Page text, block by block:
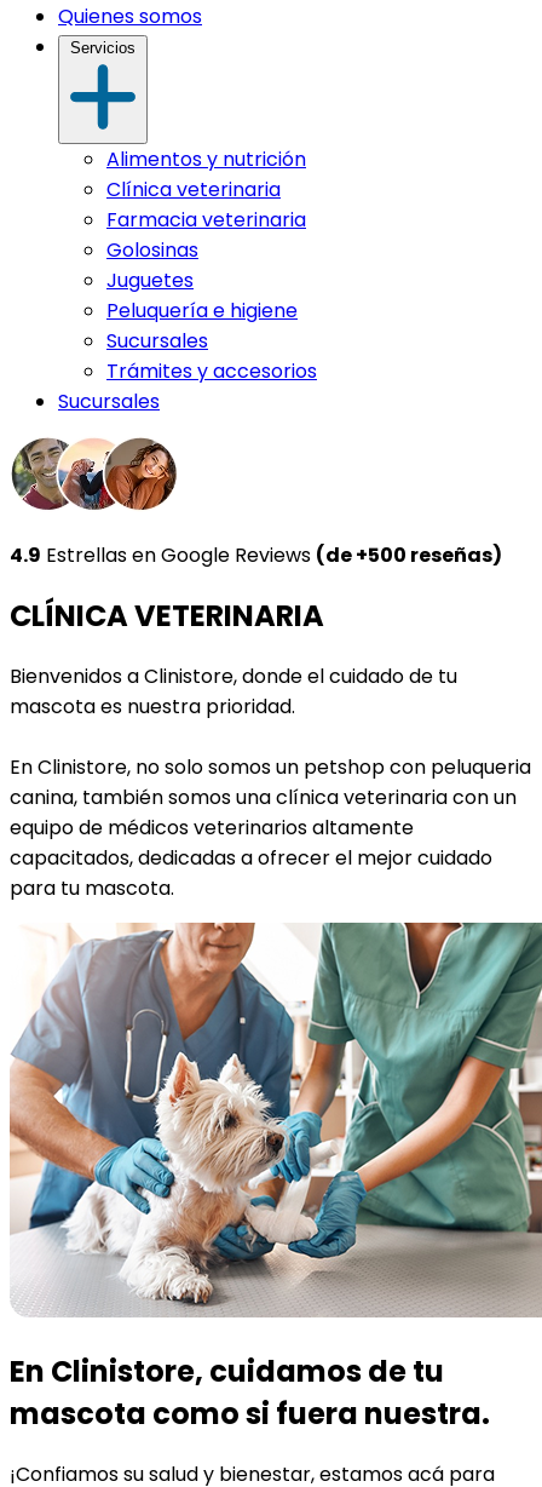
Quienes somos
Alimentos y nutrición
Clínica veterinaria
Farmacia veterinaria
Golosinas
Juguetes
Peluquería e higiene
Sucursales
Trámites y accesorios
Sucursales
4.9 Estrellas en Google Reviews (de +500 reseñas)
CLÍNICA VETERINARIA
Bienvenidos a Clinistore, donde el cuidado de tu
mascota es nuestra prioridad.
En Clinistore, no solo somos un petshop con peluqueria
canina, también somos una clínica veterinaria con un
equipo de médicos veterinarios altamente
capacitados, dedicadas a ofrecer el mejor cuidado
para tu mascota.
En Clinistore, cuidamos de tu
mascota como si fuera nuestra.
¡Confiamos su salud y bienestar, estamos acá para